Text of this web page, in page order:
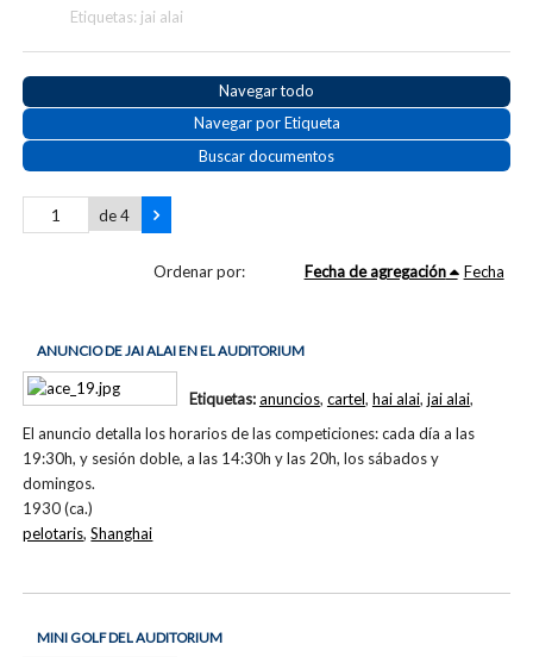
Etiquetas: jai alai
Navegar todo
Navegar por Etiqueta
Buscar documentos
de 4
Ordenar por: Fecha de agregación Fecha
ANUNCIO DE JAI ALAI EN EL AUDITORIUM
El anuncio detalla los horarios de las competiciones: cada día a las
19:30h, y sesión doble, a las 14:30h y las 20h, los sábados y
domingos.
1930 (ca.)
Etiquetas:anuncios, cartel, hai alai, jai alai,
pelotaris,Shanghai
MINI GOLF DEL AUDITORIUM